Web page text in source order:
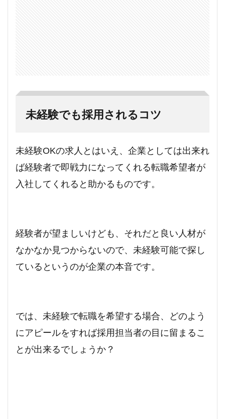
未経験でも採用されるコツ
未経験OKの求人とはいえ、企業としては出来れ
ば経験者で即戦力になってくれる転職希望者が
入社してくれると助かるものです。
経験者が望ましいけども、それだと良い人材が
なかなか見つからないので、未経験可能で探し
ているというのが企業の本音です。
では、未経験で転職を希望する場合、どのよう
にアピールをすれば採用担当者の目に留まるこ
とが出来るでしょうか？